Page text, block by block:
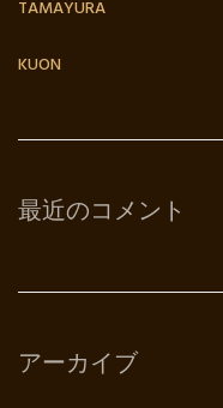
TAMAYURA
KUON
最近のコメント
アーカイブ